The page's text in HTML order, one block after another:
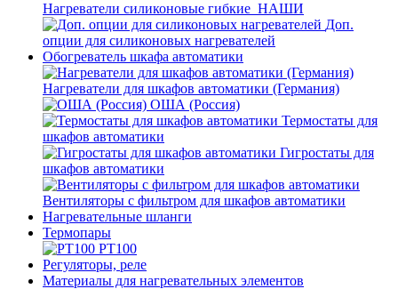
Нагреватели силиконовые гибкие_НАШИ
Доп.
опции для силиконовых нагревателей
Обогреватель шкафа автоматики
Нагреватели для шкафов автоматики (Германия)
ОША (Россия)
Термостаты для
шкафов автоматики
Гигростаты для
шкафов автоматики
Вентиляторы с фильтром для шкафов автоматики
Нагревательные шланги
Термопары
PT100
Регуляторы, реле
Материалы для нагревательных элементов